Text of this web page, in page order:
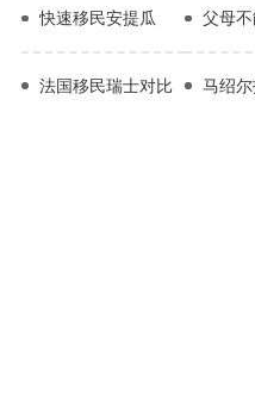
快速移民安提瓜
法国移民瑞士对比